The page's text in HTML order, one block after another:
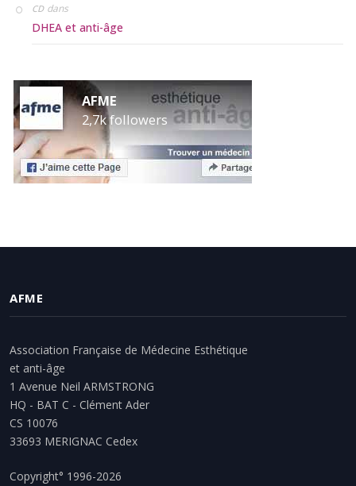
CDdans
DHEA et anti-âge
AFME
2,7k followers
AFME
Association Française de Médecine Esthétique
et anti-âge
1 Avenue Neil ARMSTRONG
HQ - BAT C - Clément Ader
CS 10076
33693 MERIGNAC Cedex
Copyright° 1996-2026